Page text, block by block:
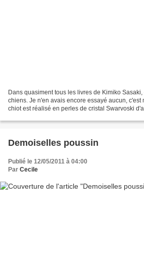
Dans quasiment tous les livres de Kimiko
chiens. Je n'en avais encore essayé aucun, c'est
chiot est réalisé en perles de cristal Swarvoski
Demoiselles poussin
Publié le 12/05/2011 à 04:00
Par Cecile